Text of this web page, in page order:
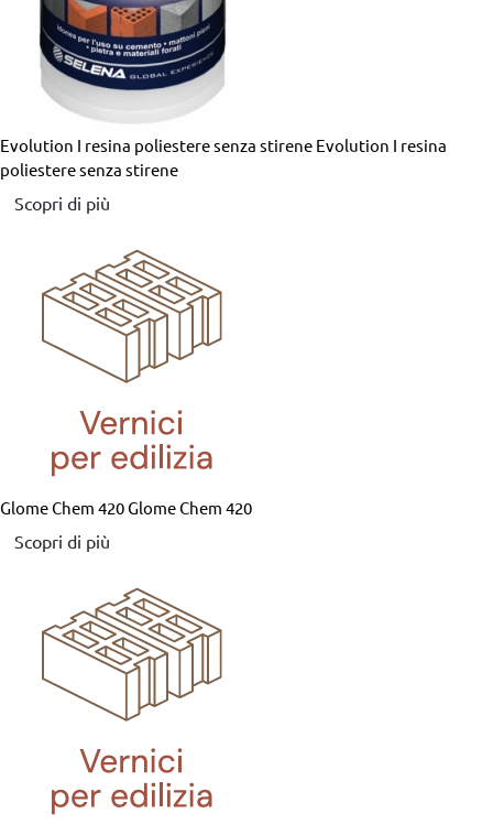
Evolution I resina poliestere senza stirene Evolution I resina
poliestere senza stirene
Scopri di più
Glome Chem 420Glome Chem 420
Scopri di più